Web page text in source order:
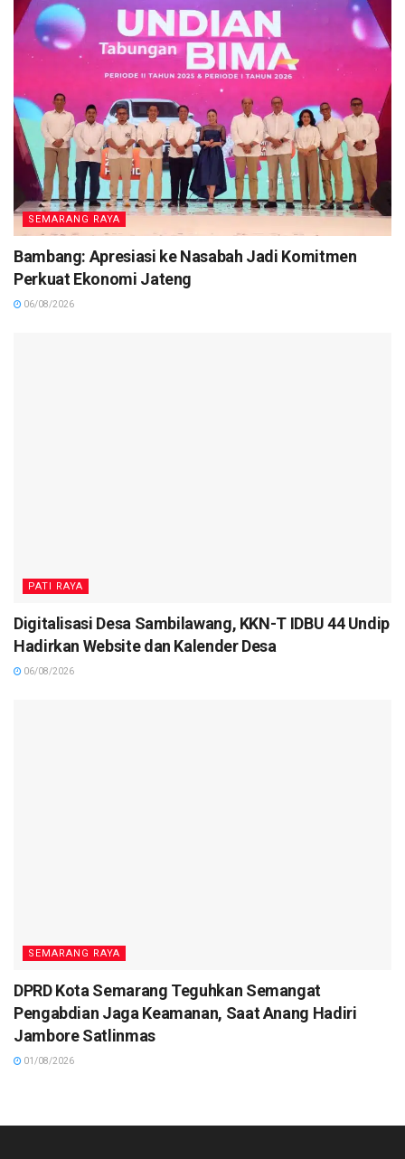
SEMARANG RAYA
Bambang: Apresiasi ke Nasabah Jadi Komitmen
Perkuat Ekonomi Jateng
06/08/2026
PATI RAYA
Digitalisasi Desa Sambilawang, KKN-T IDBU 44 Undip
Hadirkan Website dan Kalender Desa
06/08/2026
SEMARANG RAYA
DPRD Kota Semarang Teguhkan Semangat
Pengabdian Jaga Keamanan, Saat Anang Hadiri
Jambore Satlinmas
01/08/2026